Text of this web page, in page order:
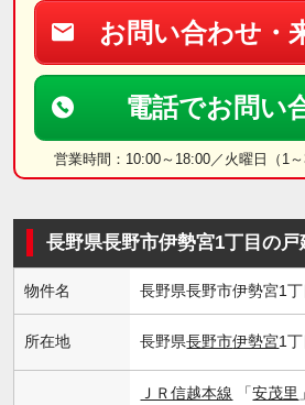
お問い合わせ・
電話でお問い
営業時間：10:00～18:00／火曜日（1～
長野県長野市伊勢宮1丁目の
物件名 長野県長野市伊勢宮1
所在地 長野県長野市伊勢宮1丁
ＪＲ信越本線 「安茂里